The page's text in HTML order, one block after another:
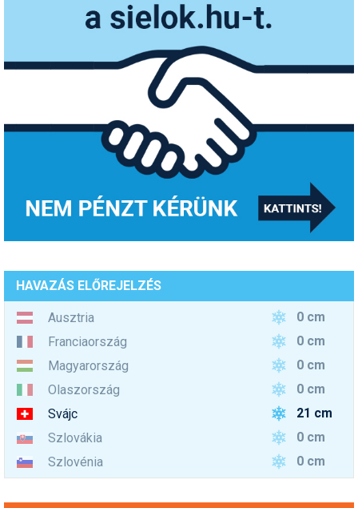
HAVAZÁS ELŐREJELZÉS
Ausztria
0 cm
Franciaország
0 cm
Magyarország
0 cm
Olaszország
0 cm
Svájc
21 cm
Szlovákia
0 cm
Szlovénia
0 cm